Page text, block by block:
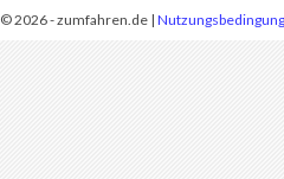
© 2026 - zumfahren.de |